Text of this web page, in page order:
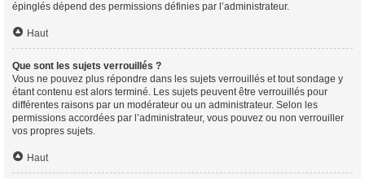
épinglés dépend des permissions définies par l’administrateur.
Haut
Que sont les sujets verrouillés ?
Vous ne pouvez plus répondre dans les sujets verrouillés et tout sondage y
étant contenu est alors terminé. Les sujets peuvent être verrouillés pour
différentes raisons par un modérateur ou un administrateur. Selon les
permissions accordées par l’administrateur, vous pouvez ou non verrouiller
vos propres sujets.
Haut